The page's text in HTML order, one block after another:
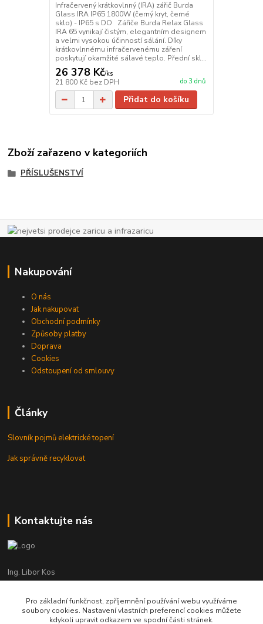
Infračervený krátkovlnný (IRA) zářič Burda
Glass IRA IP65 1800W (černý kryt, černé
sklo) - IP65 s DO Zářiče Burda Relax Glass
IRA 65 vynikají čistým, elegantním designem
a velmi vysokou účinností sálání. Díky
krátkovlnnému infračervenému záření
poskytují okamžité sálavé teplo. Přední skl...
26 378 Kč/ks
21 800 Kč bez DPH do 3 dnů
Přidat do košíku
Zboží zařazeno v kategoriích
PŘÍSLUŠENSTVÍ
Nakupování
O nás
Jak nakupovat
Obchodní podmínky
Způsoby platby
Doprava
Cookies
Odstoupení od smlouvy
Články
Slovník pojmů elektrické topení
Jak správně recyklovat
Kontaktujte nás
Ing. Libor Kos
+420 601 555 225
(Po-Pá: 8-17:00 hod.)
info@infrasystemy.cz
Pro základní funkčnost, zpříjemnění používání webu využíváme
soubory cookies. Nastavení vlastních preferencí cookies můžete
kdykoli upravit odkazem ve spodní části stránek.